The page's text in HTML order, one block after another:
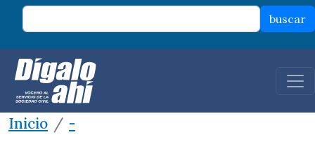
Pasar al contenido principal
buscar
Inicio -